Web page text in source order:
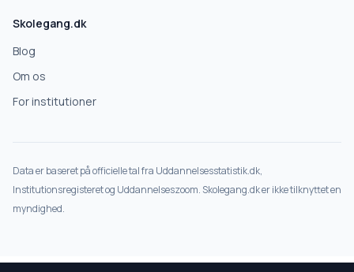
Skolegang.dk
Blog
Om os
For institutioner
Data er baseret på officielle tal fra Uddannelsesstatistik.dk,
Institutionsregisteret og Uddannelseszoom. Skolegang.dk er ikke tilknyttet en
myndighed.